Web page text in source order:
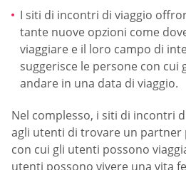
I siti di incontri di viaggio
tante nuove opzioni come
viaggiare e il loro campo di
suggerisce le persone con cui
andare in una data di viaggio.
Nel complesso, i siti di incontri
agli utenti di trovare un partner
con cui gli utenti possono
utenti possono vivere una vita